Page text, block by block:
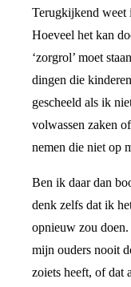
Terugkijkend weet
Hoeveel het kan
‘zorgrol’ moet
dingen die
gescheeld als ik
volwassen zaken
nemen die niet op
Ben ik daar dan
denk zelfs dat ik
opnieuw zou
mijn ouders nooit
zoiets heeft, of dat